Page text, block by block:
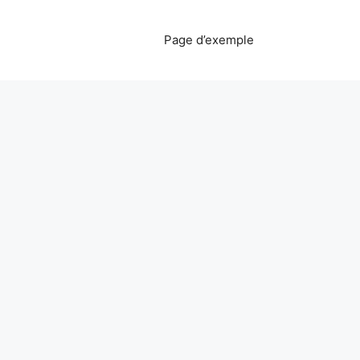
Page d’exemple